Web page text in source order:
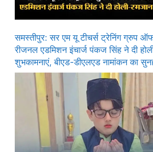
समस्तीपुर: सर एम यू टीचर्स ट्रेनिंग ग्रुप
रीजनल एडमिशन इंचार्ज पंकज सिंह ने दी
शुभकामनाएं, बीएड-डीएलएड नामांकन का